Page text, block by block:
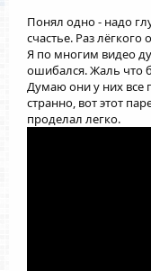
Понял одно - надо
счастье. Раз лёгкого
Я по многим видео
ошибался. Жаль что
Думаю они у них все
странно, вот этот
проделал легко.